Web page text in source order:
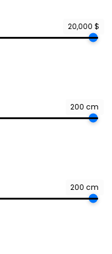
20,000 $
200 cm
200 cm